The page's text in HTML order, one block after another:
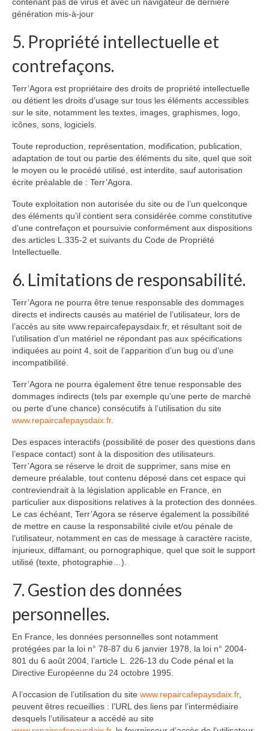
génération mis-à-jour
5. Propriété intellectuelle et
contrefaçons.
Terr’Agora est propriétaire des droits de propriété intellectuelle
ou détient les droits d’usage sur tous les éléments accessibles
sur le site, notamment les textes, images, graphismes, logo,
icônes, sons, logiciels.
Toute reproduction, représentation, modification, publication,
adaptation de tout ou partie des éléments du site, quel que soit
le moyen ou le procédé utilisé, est interdite, sauf autorisation
écrite préalable de : Terr’Agora.
Toute exploitation non autorisée du site ou de l’un quelconque
des éléments qu’il contient sera considérée comme constitutive
d’une contrefaçon et poursuivie conformément aux dispositions
des articles L.335-2 et suivants du Code de Propriété
Intellectuelle.
6. Limitations de responsabilité.
Terr’Agora ne pourra être tenue responsable des dommages
directs et indirects causés au matériel de l’utilisateur, lors de
l’accès au site www.repaircafepaysdaix.fr, et résultant soit de
l’utilisation d’un matériel ne répondant pas aux spécifications
indiquées au point 4, soit de l’apparition d’un bug ou d’une
incompatibilité.
Terr’Agora ne pourra également être tenue responsable des
dommages indirects (tels par exemple qu’une perte de marché
ou perte d’une chance) consécutifs à l’utilisation du site
www.repaircafepaysdaix.fr.
Des espaces interactifs (possibilité de poser des questions dans
l’espace contact) sont à la disposition des utilisateurs.
Terr’Agora se réserve le droit de supprimer, sans mise en
demeure préalable, tout contenu déposé dans cet espace qui
contreviendrait à la législation applicable en France, en
particulier aux dispositions relatives à la protection des données.
Le cas échéant, Terr’Agora se réserve également la possibilité
de mettre en cause la responsabilité civile et/ou pénale de
l’utilisateur, notamment en cas de message à caractère raciste,
injurieux, diffamant, ou pornographique, quel que soit le support
utilisé (texte, photographie…).
7. Gestion des données
personnelles.
En France, les données personnelles sont notamment
protégées par la loi n° 78-87 du 6 janvier 1978, la loi n° 2004-
801 du 6 août 2004, l’article L. 226-13 du Code pénal et la
Directive Européenne du 24 octobre 1995.
A l’occasion de l’utilisation du site www.repaircafepaysdaix.fr,
peuvent êtres recueillies : l’URL des liens par l’intermédiaire
desquels l’utilisateur a accédé au site